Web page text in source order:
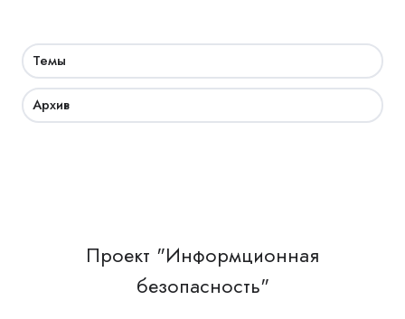
Темы
Архив
Проект "Информционная
безопасность"